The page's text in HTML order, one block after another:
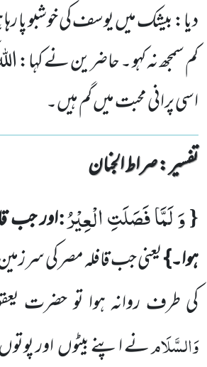
دیا: بیشک میں یوسف کی خوشبو پا
کم سمجھ نہ کہو ۔ حاضرین نے کہا:
اسی پرانی محبت میں گم ہیں۔
تفسیر : ‎صراط الجنان
{وَ لَمَّا فَصَلَتِ الْعِیْرُ:اور جب
ہوا۔}یعنی جب قافلہ مصر کی
کی طرفروانہ ہوا تو حضرت
وَالسَّلَامنےاپنے بیٹوںاور